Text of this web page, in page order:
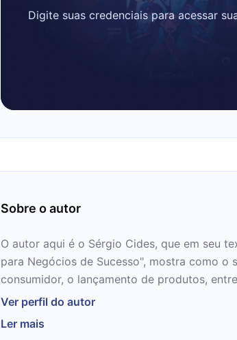
Digite suas credenciais para acessar
Sobre o autor
O autor aqui é o Sérgio Cides, que em seu
para Negócios de Sucesso", mostra como o
consumidor, o lançamento de produtos,
são mais que essenciais. Com mais de 20
convida você para nos próximos 12 minutos,
Ver perfil do autor
Ler mais